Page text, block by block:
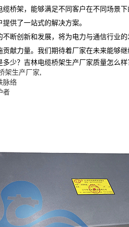
桥架，能够满足不同客户在不同场景
供了一站式的解决方案。
不断创新和发展，将为电力与通信行业
献力量。我们期待着厂家在未来能够
少？吉林电缆桥架生产厂家质量怎么
架生产厂家,
脉络
者